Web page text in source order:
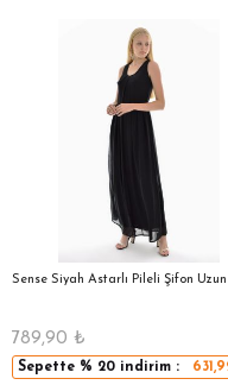
Sense Siyah Astarlı Pileli Şifon
789,90 ₺
Sepette % 20 indirim :